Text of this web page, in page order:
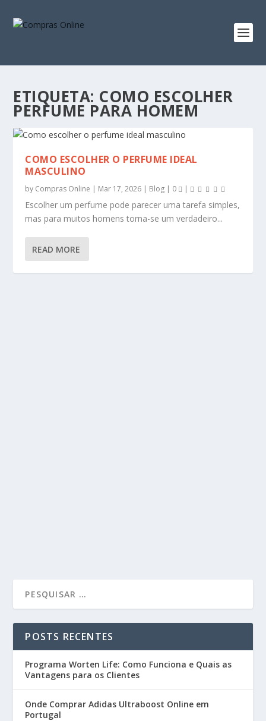
ETIQUETA: COMO ESCOLHER
PERFUME PARA HOMEM
COMO ESCOLHER O PERFUME IDEAL
MASCULINO
by Compras Online | Mar 17, 2026 | Blog | 0 |
Escolher um perfume pode parecer uma tarefa simples,
mas para muitos homens torna-se um verdadeiro...
READ MORE
POSTS RECENTES
Programa Worten Life: Como Funciona e Quais as
Vantagens para os Clientes
Onde Comprar Adidas Ultraboost Online em
Portugal